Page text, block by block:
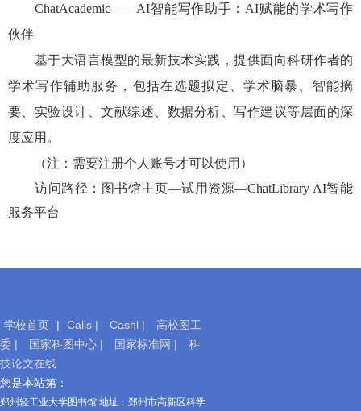
ChatAcademic——AI智能写作助手 ： AI赋能的学术写作
伙伴
基于大语言模型的最新技术实践，提供面向科研作者的
学术写作辅助服务，包括在选题拟定、学术脑暴、智能摘
要、实验设计、文献综述、数据分析、写作建议等层面的深
度应用 。
（注： 需要注册个人账号才可以使用）
访问路径：图书馆主页—试用资源—ChatLibrary AI智能
服务平台
学校首页 | Calis | Cashl |
高校图工
委 |
国家科图中心 | 国家标准网 |
科
技论文在线
您是本站第：
郑州轻工业大学图书馆 地址：郑州市高新区科学